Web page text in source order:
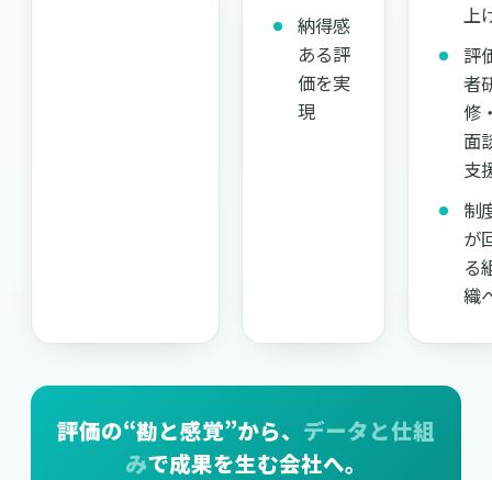
納得感
ある評
価を実
現
上
評
者
修
面
支
制
が
る
織
評価の“勘と感覚”から、 データと仕組
みで成果を生む会社へ。